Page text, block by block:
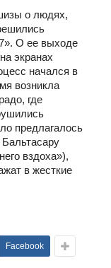
о людях,
О ее выходе
экранах
начался в
возникла
где
предлагалось
вздоха»),
в жесткие
Facebook